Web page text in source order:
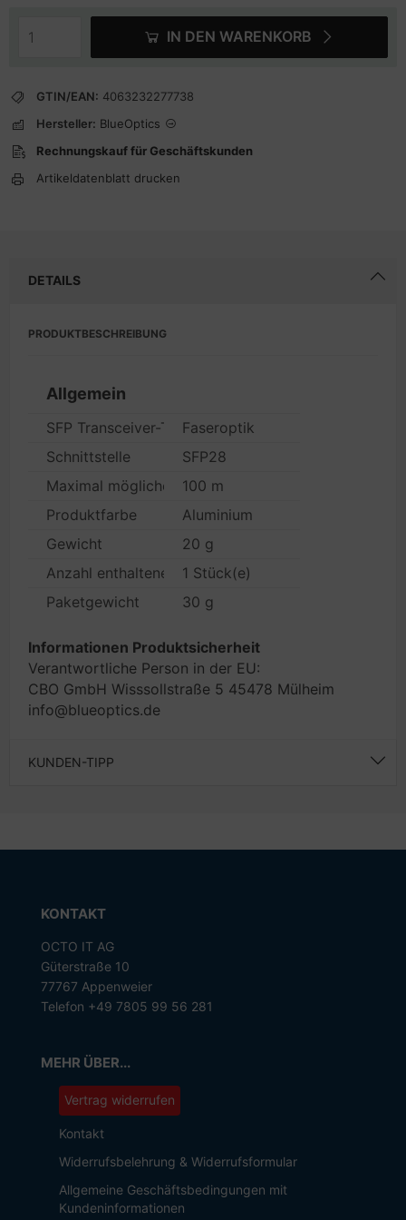
IN DEN WARENKORB
GTIN/EAN: 4063232277738
Hersteller: BlueOptics
Rechnungskauf für Geschäftskunden
Artikeldatenblatt drucken
DETAILS
PRODUKTBESCHREIBUNG
Allgemein
SFP Transceiver-TypFaseroptik
Schnittstelle
SFP28
Maximal mögliche Übertragungsstrecke
100 m
Produktfarbe
Aluminium
Gewicht
20 g
Anzahl enthaltener Produkte
1 Stück(e)
Paketgewicht
30 g
Informationen Produktsicherheit
Verantwortliche Person in der EU:
CBO GmbH Wisssollstraße 5 45478 Mülheim
info@blueoptics.de
KUNDEN-TIPP
KONTAKT
OCTO IT AG
Güterstraße 10
77767 Appenweier
Telefon +49 7805 99 56 281
MEHR ÜBER...
Vertrag widerrufen
Kontakt
Widerrufsbelehrung & Widerrufsformular
Allgemeine Geschäftsbedingungen mit
Kundeninformationen